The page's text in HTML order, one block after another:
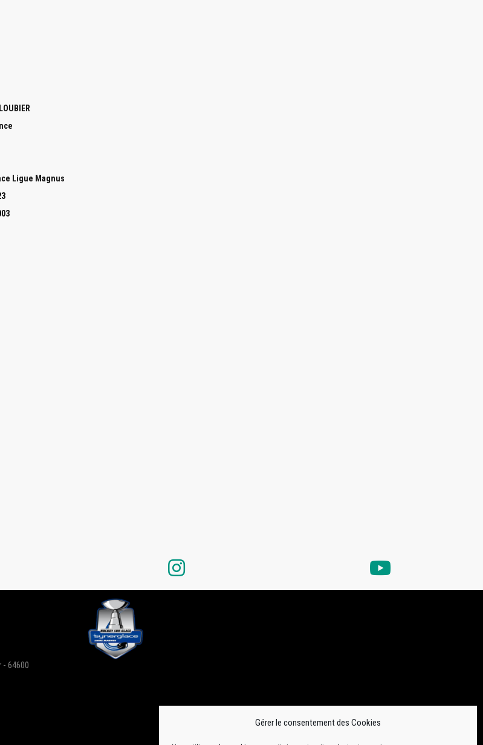
Gérer le consentement des Cookies
Ligue Magnus
- 64600